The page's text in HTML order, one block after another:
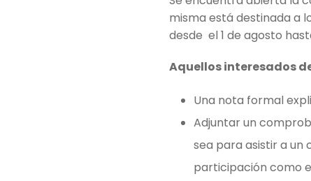
misma está destinada a
desde el 1 de agosto
Aquellos interesados
Una nota formal
Adjuntar un
sea para asistir a un
participación como